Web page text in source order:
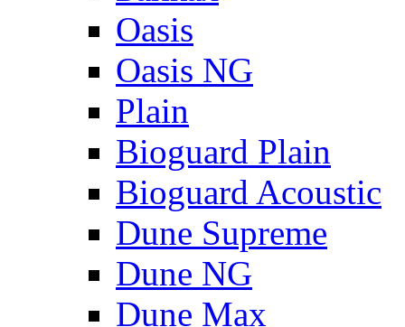
Oasis
Oasis NG
Plain
Bioguard Plain
Bioguard Acoustic
Dune Supreme
Dune NG
Dune Max